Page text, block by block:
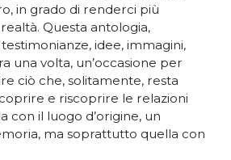
in grado di renderci più
Questa antologia,
idee, immagini,
una volta, un’occasione per
ciò che, solitamente, resta
e riscoprire le relazioni
con il luogo d’origine, un
ma soprattutto quella con